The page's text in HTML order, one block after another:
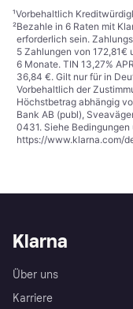
¹Vorbehaltlich
²Bezahle in 6 Raten mit
erforderlich sein.
5 Zahlungen von
6 Monate. TIN 13,27%
36,84 €. Gilt nur für in
Vorbehaltlich der
Höchstbetrag abhängig
Bank AB (publ),
0431. Siehe
https://www.klarna.com/
Klarna
Über uns
Karriere